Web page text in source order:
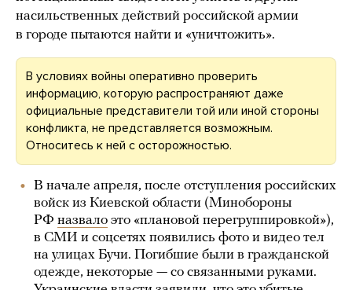
насильственных действий российской армии
в городе пытаются найти и «уничтожить».
В условиях войны оперативно проверить
информацию, которую распространяют даже
официальные представители той или иной стороны
конфликта, не представляется возможным.
Относитесь к ней с осторожностью.
В начале апреля, после отступления российских
войск из Киевской области (Минобороны
РФ назвало это «плановой перегруппировкой»),
в СМИ и соцсетях появились фото и видео тел
на улицах Бучи. Погибшие были в гражданской
одежде, некоторые — со связанными руками.